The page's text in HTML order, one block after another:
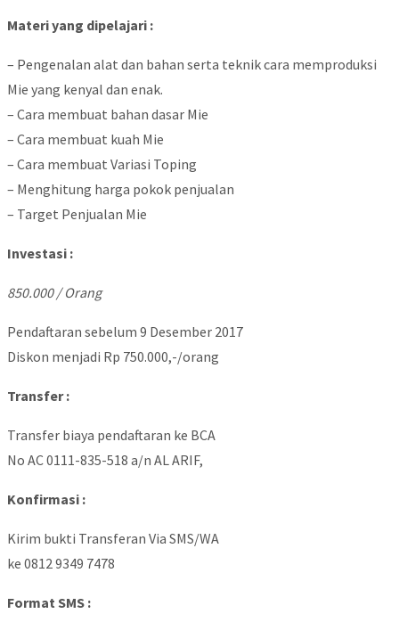
Materi yang dipelajari :
– Pengenalan alat dan bahan serta teknik cara memproduksi
Mie yang kenyal dan enak.
– Cara membuat bahan dasar Mie
– Cara membuat kuah Mie
– Cara membuat Variasi Toping
– Menghitung harga pokok penjualan
– Target Penjualan Mie
Investasi :
850.000 / Orang
Pendaftaran sebelum 9 Desember 2017
Diskon menjadi Rp 750.000,-/orang
Transfer :
Transfer biaya pendaftaran ke BCA
No AC 0111-835-518 a/n AL ARIF,
Konfirmasi :
Kirim bukti Transferan Via SMS/WA
ke 0812 9349 7478
Format SMS :